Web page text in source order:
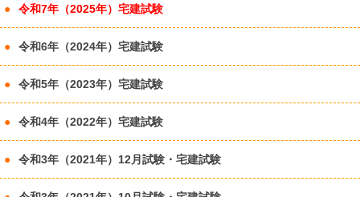
令和7年（2025年）宅建試験
令和6年（2024年）宅建試験
令和5年（2023年）宅建試験
令和4年（2022年）宅建試験
令和3年（2021年）12月試験・宅建試験